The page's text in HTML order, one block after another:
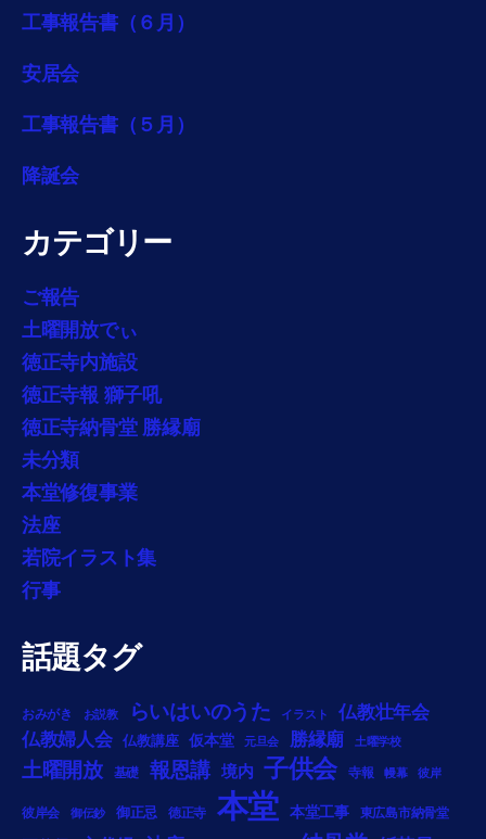
工事報告書（６月）
安居会
工事報告書（５月）
降誕会
カテゴリー
ご報告
土曜開放でぃ
徳正寺内施設
徳正寺報 獅子吼
徳正寺納骨堂 勝縁廟
未分類
本堂修復事業
法座
若院イラスト集
行事
話題タグ
おみがき お説教 らいはいのうた イラスト
仏教壮年会
仏教婦人会
仏教講座 仮本堂 元旦会 勝縁廟 土曜学校
土曜開放 基礎 報恩講 境内 子供会 寺報 幔幕 彼岸
彼岸会 御伝鈔 御正忌 徳正寺 本堂 本堂工事 東広島市納骨堂